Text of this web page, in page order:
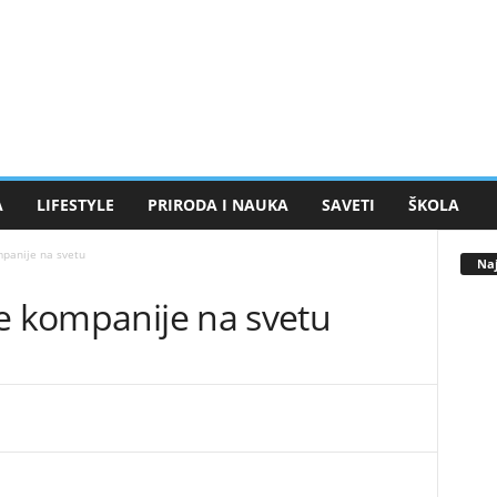
LIFESTYLE PRIRODA I NAUKA SAVETI ŠKOLA
na svetu
kompanije na svetu